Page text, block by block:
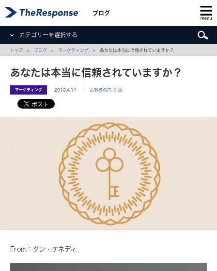
ブログ
カテゴリーを選択する
トップ > ブログ > マーケティング > あなたは本当に信頼されていますか？
あなたは本当に信頼されていますか？
マーケティング 2010.4.11 ｜ お客様の声 ,証拠
From：ダン・ケネディ